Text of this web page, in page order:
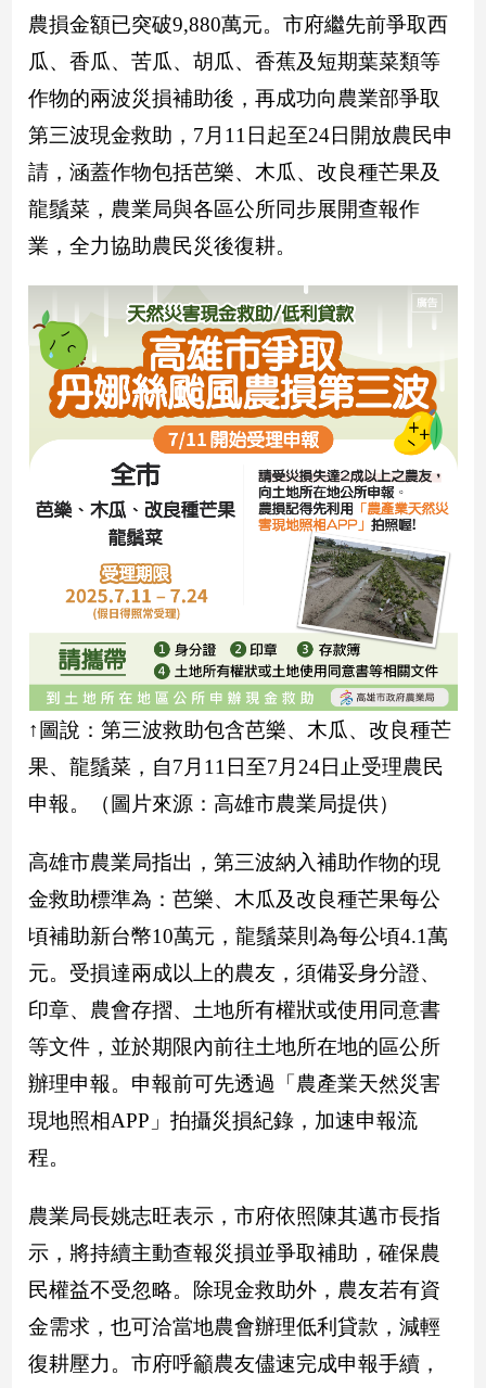
政
治
焦
品
觀
點
民
調
國
會
焦
點
觀
點
國
方
冠
病
毒
專
區
南
台
灣
觀
點
南
台
灣
觀
點
樂
樂
星
聞
流
農損金額已突破9,880萬元。市府繼先前爭取西
瓜、香瓜、苦瓜、胡瓜、香蕉及短期葉菜類等
作物的兩波災損補助後，再成功向農業部爭取
第三波現金救助，7月11日起至24日開放農民申
請，涵蓋作物包括芭樂、木瓜、改良種芒果及
龍鬚菜，農業局與各區公所同步展開查報作
業，全力協助農民災後復耕。
↑圖說：第三波救助包含芭樂、木瓜、改良種芒
果、龍鬚菜，自7月11日至7月24日止受理農民
申報。（圖片來源：高雄市農業局提供）
高雄市農業局指出，第三波納入補助作物的現
金救助標準為：芭樂、木瓜及改良種芒果每公
頃補助新台幣10萬元，龍鬚菜則為每公頃4.1萬
元。受損達兩成以上的農友，須備妥身分證、
印章、農會存摺、土地所有權狀或使用同意書
等文件，並於期限內前往土地所在地的區公所
辦理申報。申報前可先透過「農產業天然災害
現地照相APP」拍攝災損紀錄，加速申報流
程。
農業局長姚志旺表示，市府依照陳其邁市長指
示，將持續主動查報災損並爭取補助，確保農
民權益不受忽略。除現金救助外，農友若有資
金需求，也可洽當地農會辦理低利貸款，減輕
復耕壓力。市府呼籲農友儘速完成申報手續，